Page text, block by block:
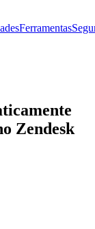
Ferramentas
Zendesk